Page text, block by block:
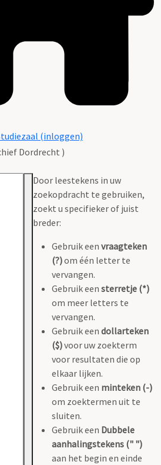
(inloggen)
Dordrecht )
Door leestekens in uw
zoekopdracht te gebruiken,
zoekt u specifieker of juist
breder:
Gebruik een vraagteken
(?)om één letter te
vervangen.
Gebruik een sterretje (*)
om meer letters te
vervangen.
Gebruik een dollarteken
($)voor uw zoekterm
voor resultaten die op
elkaar lijken.
Gebruik een minteken (-)
om zoektermen uit te
sluiten.
Gebruik een Dubbele
aanhalingstekens (" ")
aan het begin en einde